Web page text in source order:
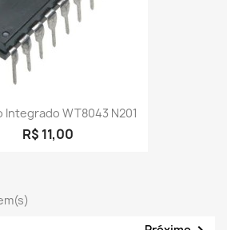
Integrado WT8043 N201
R$ 11,00